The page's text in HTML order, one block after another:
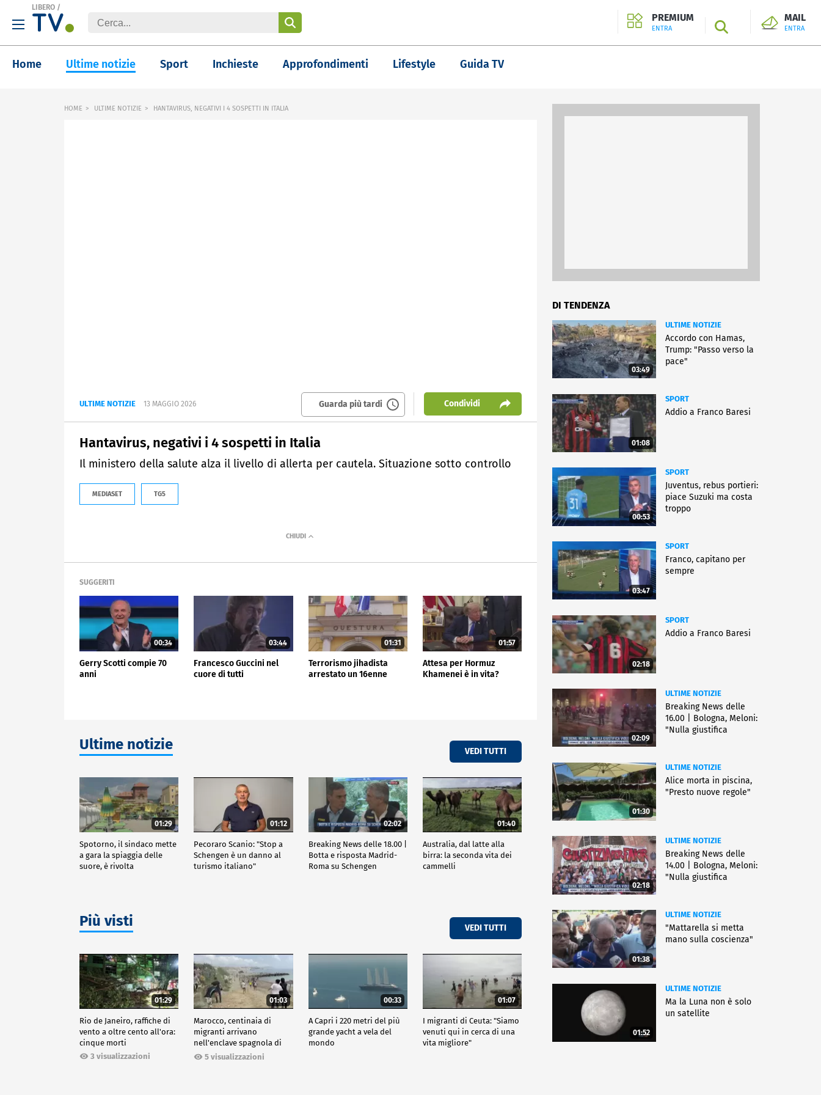
LIBERO /
PREMIUM
ENTRA SEARCH
MAIL
ENTRA
Home Ultime notizie Sport Inchieste Approfondimenti Lifestyle Guida TV
HOME ULTIME NOTIZIE HANTAVIRUS, NEGATIVI I 4 SOSPETTI IN ITALIA
ULTIME NOTIZIE 13 MAGGIO 2026 Guarda più tardi Condividi
Hantavirus, negativi i 4 sospetti in Italia
Il ministero della salute alza il livello di allerta per cautela. Situazione sotto controllo
MEDIASET TG5
SUGGERITI
00:34
Gerry Scotti compie 70
anni
03:44
Francesco Guccini nel
cuore di tutti
01:31
Terrorismo jihadista
arrestato un 16enne
01:57
Attesa per Hormuz
Khamenei è in vita?
Ultime notizie VEDI TUTTI
01:29
Spotorno, il sindaco mette
a gara la spiaggia delle
suore, è rivolta
01:12
Pecoraro Scanio: "Stop a
Schengen è un danno al
turismo italiano"
02:02
Breaking News delle 18.00 |
Botta e risposta Madrid-
Roma su Schengen
01:40
Australia, dal latte alla
birra: la seconda vita dei
cammelli
Più visti VEDI TUTTI
01:29
Rio de Janeiro, raffiche di
vento a oltre cento all'ora:
cinque morti
3 visualizzazioni
01:03
Marocco, centinaia di
migranti arrivano
nell'enclave spagnola di
Ceuta5 visualizzazioni
00:33
A Capri i 220 metri del più
grande yacht a vela del
mondo
01:07
I migranti di Ceuta: "Siamo
venuti qui in cerca di una
vita migliore"
DI TENDENZA
03:49
ULTIME NOTIZIE
Accordo con Hamas,
Trump: "Passo verso la
pace"
01:08
SPORT
Addio a Franco Baresi
00:53
SPORT
Juventus, rebus portieri:
piace Suzuki ma costa
troppo
03:47
SPORT
Franco, capitano per
sempre
02:18
SPORT
Addio a Franco Baresi
02:09
ULTIME NOTIZIE
Breaking News delle
16.00 | Bologna, Meloni:
"Nulla giustifica
01:30
ULTIME NOTIZIE
Alice morta in piscina,
"Presto nuove regole"
02:18
ULTIME NOTIZIE
Breaking News delle
14.00 | Bologna, Meloni:
"Nulla giustifica
01:38
ULTIME NOTIZIE
"Mattarella si metta
mano sulla coscienza"
01:52
ULTIME NOTIZIE
Ma la Luna non è solo
un satellite